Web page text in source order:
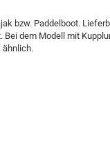
bzw. Paddelboot.
dem Modell mit
ähnlich.